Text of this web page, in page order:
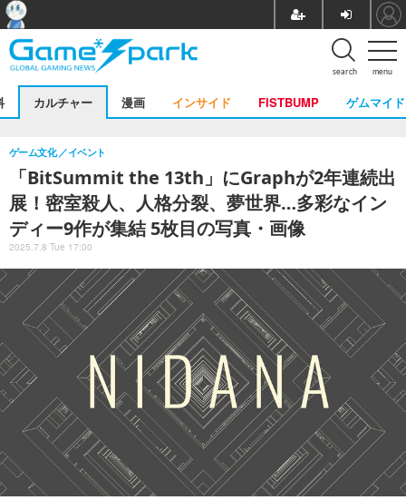
menu
search
カルチャー 漫画 インサイド FISTBUMP ゲムマイド
「BitSummit the 13th」にGraphが2年連続出
展！密室殺人、人格分裂、夢世界…多彩なイン
ディー9作が集結 5枚目の写真・画像
ゲーム文化 イベント
2025.7.8 Tue 17:00